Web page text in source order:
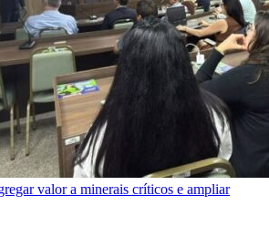
valor a minerais críticos e ampliar